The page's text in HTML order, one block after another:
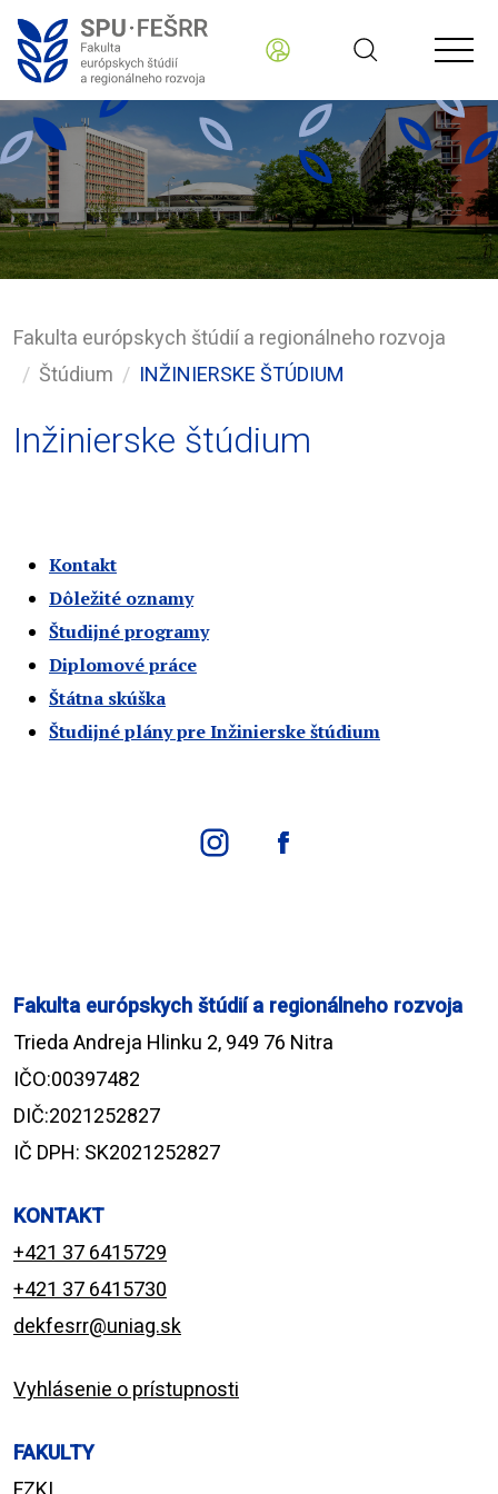
Fakulta európskych štúdií a regionálneho rozvoja
Štúdium
INŽINIERSKE ŠTÚDIUM
Inžinierske štúdium
Kontakt
Dôležité oznamy
Študijné programy
Diplomové práce
Štátna skúška
Študijné plány pre Inžinierske štúdium
Fakulta európskych štúdií a regionálneho rozvoja
Trieda Andreja Hlinku 2, 949 76 Nitra
IČO:00397482
DIČ:2021252827
IČ DPH: SK2021252827
KONTAKT
+421 37 6415729
+421 37 6415730
dekfesrr@uniag.sk
Vyhlásenie o prístupnosti
FAKULTY
FZKI